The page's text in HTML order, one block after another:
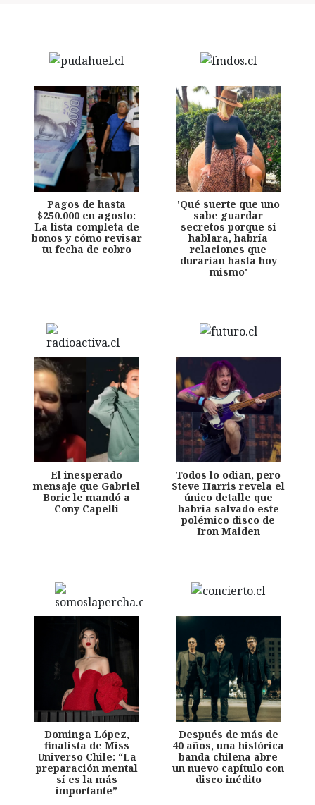
Pagos de hasta
$250.000 en agosto:
La lista completa de
bonos y cómo revisar
tu fecha de cobro
'Qué suerte que uno
sabe guardar
secretos porque si
hablara, habría
relaciones que
durarían hasta hoy
mismo'
El inesperado
mensaje que Gabriel
Boric le mandó a
Cony Capelli
Todos lo odian, pero
Steve Harris revela el
único detalle que
habría salvado este
polémico disco de
Iron Maiden
Dominga López,
finalista de Miss
Universo Chile: “La
preparación mental
sí es la más
importante”
Después de más de
40 años, una histórica
banda chilena abre
un nuevo capítulo con
disco inédito